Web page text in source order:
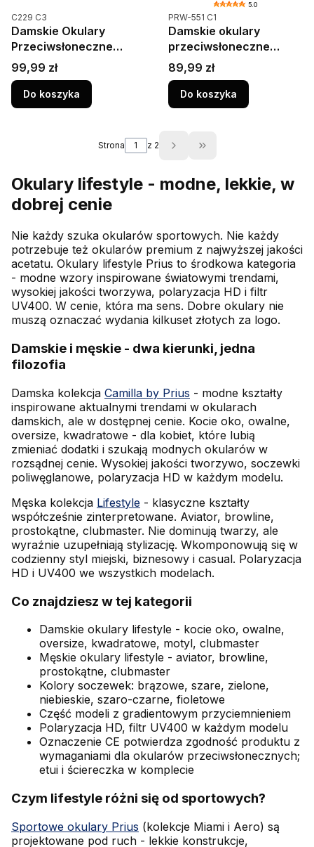
Kod produktu
C229 C3
Damskie Okulary
Przeciwsłoneczne
Polaryzacja UV400
Camilla C229C3
Kryształ
Cena
99,99 zł
Do koszyka
5.0
Kod produktu
PRW-551 C1
Damskie okulary
przeciwsłoneczne
PRIUS PRW-551 C1
czarne kocie
polaryzacyjne UV400
Cena
89,99 zł
Do koszyka
Strona z 2 Przejdź do ostatniej
Okulary lifestyle - modne, lekkie, w
dobrej cenie
Nie każdy szuka okularów sportowych. Nie każdy
potrzebuje też okularów premium z najwyższej jakości
acetatu. Okulary lifestyle Prius to środkowa kategoria
- modne wzory inspirowane światowymi trendami,
wysokiej jakości tworzywa, polaryzacja HD i filtr
UV400. W cenie, która ma sens. Dobre okulary nie
muszą oznaczać wydania kilkuset złotych za logo.
Damskie i męskie - dwa kierunki, jedna
filozofia
Damska kolekcja Camilla by Prius - modne kształty
inspirowane aktualnymi trendami w okularach
damskich, ale w dostępnej cenie. Kocie oko, owalne,
oversize, kwadratowe - dla kobiet, które lubią
zmieniać dodatki i szukają modnych okularów w
rozsądnej cenie. Wysokiej jakości tworzywo, soczewki
poliwęglanowe, polaryzacja HD w każdym modelu.
Męska kolekcja Lifestyle - klasyczne kształty
współcześnie zinterpretowane. Aviator, browline,
prostokątne, clubmaster. Nie dominują twarzy, ale
wyraźnie uzupełniają stylizację. Wkomponowują się w
codzienny styl miejski, biznesowy i casual. Polaryzacja
HD i UV400 we wszystkich modelach.
Co znajdziesz w tej kategorii
Damskie okulary lifestyle - kocie oko, owalne,
oversize, kwadratowe, motyl, clubmaster
Męskie okulary lifestyle - aviator, browline,
prostokątne, clubmaster
Kolory soczewek: brązowe, szare, zielone,
niebieskie, szaro-czarne, fioletowe
Część modeli z gradientowym przyciemnieniem
Polaryzacja HD, filtr UV400 w każdym modelu
Oznaczenie CE potwierdza zgodność produktu z
wymaganiami dla okularów przeciwsłonecznych;
etui i ściereczka w komplecie
Czym lifestyle różni się od sportowych?
Sportowe okulary Prius (kolekcje Miami i Aero) są
projektowane pod ruch - lekkie konstrukcje,